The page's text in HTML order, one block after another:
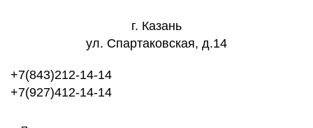
г. Казань
ул. Спартаковская, д.14
+7(843)212-14-14
+7(927)412-14-14